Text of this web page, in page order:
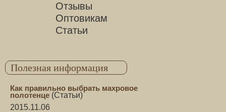
Отзывы
Оптовикам
Статьи
Полезная информация
Как правильно выбрать махровое
полотенце (Статьи)
2015.11.06